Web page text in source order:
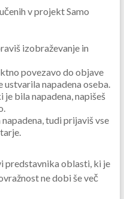
v projekt Samo
izobraževanje in
povezavo do objave
ustvarila napadena oseba.
bila napadena, napišeš
tudi prijaviš vse
predstavnika oblasti, ki je
ne dobi še več